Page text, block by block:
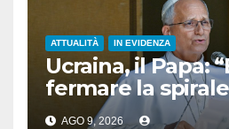
ATTUALITÀ IN EVIDENZA
Ucraina, il Papa:
fermare la
violenza”
AGO 9, 2026